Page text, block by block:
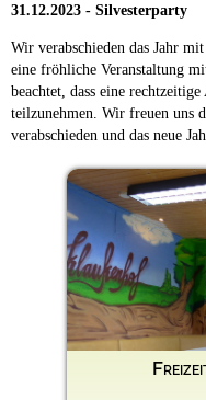
31.12.2023 - Silvesterparty
Wir verabschieden das Jahr
eine fröhliche Veranstaltung
beachtet, dass eine
teilzunehmen. Wir freuen uns
verabschieden und das neue